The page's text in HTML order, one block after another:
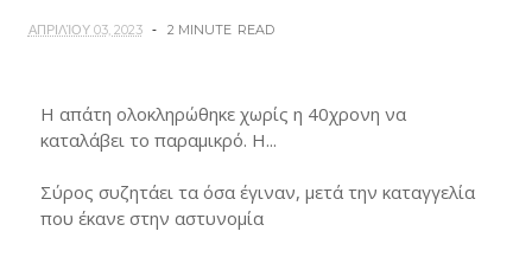
ΑΠΡΙΛΊΟΥ 03, 2023 2 MINUTE READ
Η απάτη ολοκληρώθηκε χωρίς η 40χρονη να
καταλάβει το παραμικρό. Η...
Σύρος συζητάει τα όσα έγιναν, μετά την καταγγελία
που έκανε στην αστυνομία